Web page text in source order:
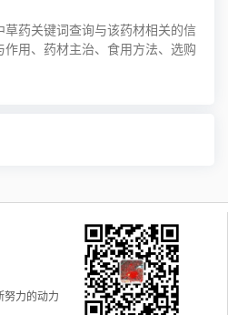
药关键词查询与该药材相关的信
作用、药材主治、食用方法、选购
努力的动力